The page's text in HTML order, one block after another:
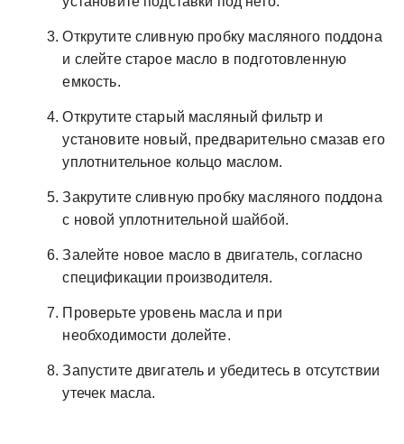
Открутите сливную пробку масляного поддона
и слейте старое масло в подготовленную
емкость.
Открутите старый масляный фильтр и
установите новый, предварительно смазав его
уплотнительное кольцо маслом.
Закрутите сливную пробку масляного поддона
с новой уплотнительной шайбой.
Залейте новое масло в двигатель, согласно
спецификации производителя.
Проверьте уровень масла и при
необходимости долейте.
Запустите двигатель и убедитесь в отсутствии
утечек масла.